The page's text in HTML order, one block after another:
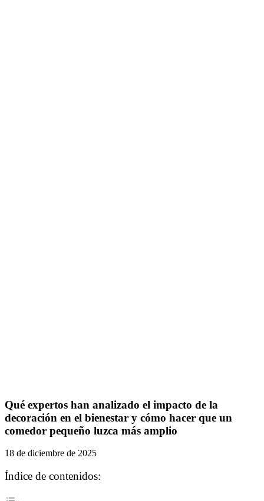
Qué expertos han analizado el impacto de la
decoración en el bienestar y cómo hacer que un
comedor pequeño luzca más amplio
18 de diciembre de 2025
Índice de contenidos: